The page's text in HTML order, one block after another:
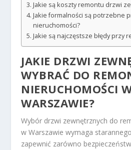
Jakie są koszty remontu drzwi
Jakie formalności są potrzebne
nieruchomości?
Jakie są najczęstsze błędy przy
JAKIE DRZWI
WYBRAĆ DO
NIERUCHOMOŚCI
WARSZAWIE?
Wybór drzwi zewnętrznych do
w Warszawie wymaga
zapewnić zarówno